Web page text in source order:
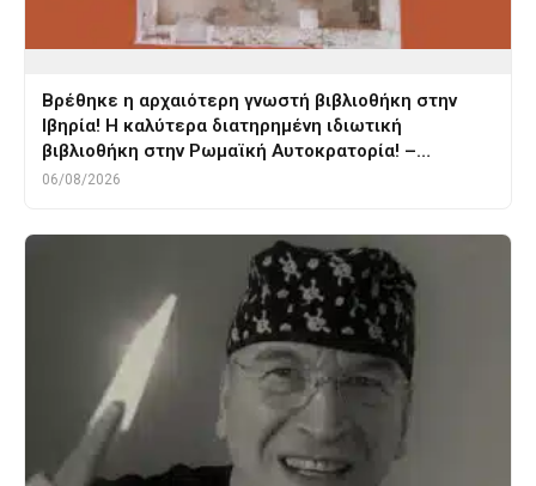
Βρέθηκε η αρχαιότερη γνωστή βιβλιοθήκη στην
Ιβηρία! Η καλύτερα διατηρημένη ιδιωτική
βιβλιοθήκη στην Ρωμαϊκή Αυτοκρατορία! –…
06/08/2026